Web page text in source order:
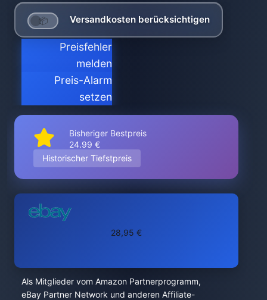
Versandkosten berücksichtigen
Preisfehler
melden
Preis-Alarm
setzen
Bisheriger Bestpreis
24.99 €
Historischer Tiefstpreis
28,95 €
Als Mitglieder vom Amazon Partnerprogramm,
eBay Partner Network und anderen Affiliate-